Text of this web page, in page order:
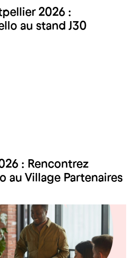
2026 :
au stand J30
: Rencontrez
au Village Partenaires